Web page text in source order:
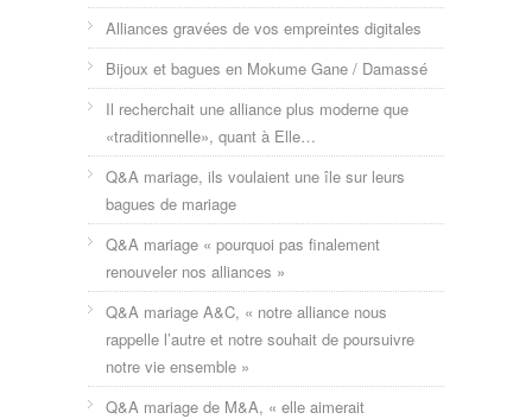
Alliances gravées de vos empreintes digitales
Bijoux et bagues en Mokume Gane / Damassé
Il recherchait une alliance plus moderne que
«traditionnelle», quant à Elle…
Q&A mariage, ils voulaient une île sur leurs
bagues de mariage
Q&A mariage « pourquoi pas finalement
renouveler nos alliances »
Q&A mariage A&C, « notre alliance nous
rappelle l’autre et notre souhait de poursuivre
notre vie ensemble »
Q&A mariage de M&A, « elle aimerait